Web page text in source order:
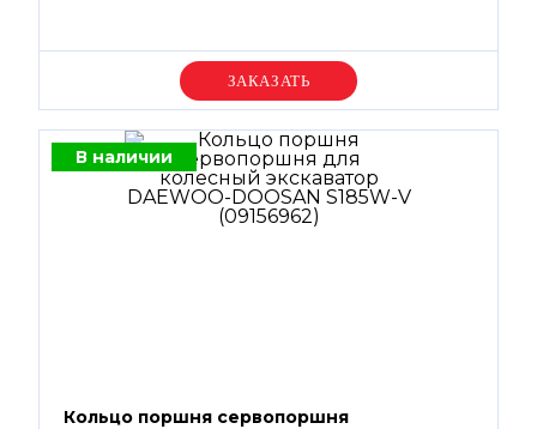
Уточняйте цену
В наличии
Кольцо поршня сервопоршня